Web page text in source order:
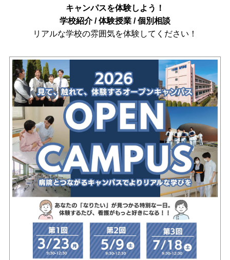
キャンパスを体験しよう！
学校紹介 / 体験授業 / 個別相談
リアルな学校の雰囲気を体験してください！